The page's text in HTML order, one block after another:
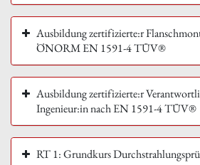
Ausbildung zertifizierte:r
ÖNORM EN 1591-4 TÜV®
Ausbildung zertifizierte:r
Ingenieur:in nach EN 1591-4 TÜV®
RT 1: Grundkurs